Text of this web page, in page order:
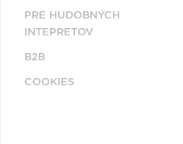
PRE HUDOBNÝCH
INTEPRETOV
B2B
COOKIES